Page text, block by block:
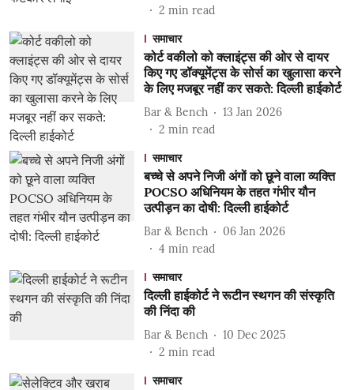
2 min read
समाचार
कोर्ट वकीलो को क्लाइंट्स की ओर से दायर
किए गए डॉक्यूमेंट्स के सोर्स का खुलासा करने
के लिए मजबूर नहीं कर सकते: दिल्ली हाईकोर्ट
Bar & Bench
13 Jan 2026
2 min read
समाचार
बच्चे से अपने निजी अंगों को छूने वाला व्यक्ति
POCSO अधिनियम के तहत गंभीर यौन
उत्पीड़न का दोषी: दिल्ली हाईकोर्ट
Bar & Bench
06 Jan 2026
4 min read
समाचार
दिल्ली हाईकोर्ट ने रूटीन स्थगन की संस्कृति
की निंदा की
Bar & Bench
10 Dec 2025
2 min read
समाचार